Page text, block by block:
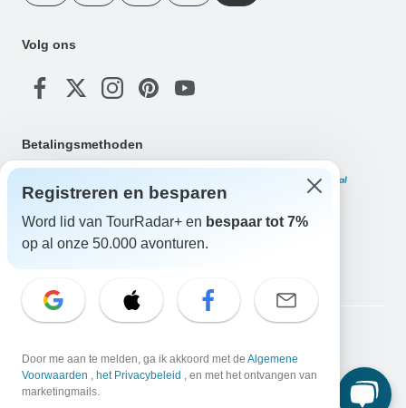
Volg ons
Betalingsmethoden
Download onze app
Juridische kennisgeving Privacybeleid
Cookies
Algemene voorwaarden
Registreren en besparen
Word lid van TourRadar+ en bespaar tot 7%
op al onze 50.000 avonturen.
Door me aan te melden, ga ik akkoord met de Algemene
Voorwaarden , het Privacybeleid , en met het ontvangen van
marketingmails.